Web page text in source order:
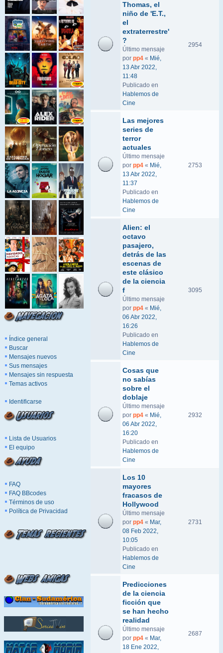
Índice general
Buscar
Mensajes nuevos
Sus mensajes
Mensajes sin respuesta
Temas activos
Identificarse
Lista de Usuarios
El equipo
FAQ
FAQ BBcodes
Términos de uso
Política de Privacidad
Thomas, el
niño de 'E.T.,
el
extraterrestre'
?
Último mensaje
por pp4 « Mié,
13 Abr 2022,
11:48
Publicado en
Hablemos de
Cine
2954
Las mejores
series de
terror
actuales
Último mensaje
por pp4 « Mié,
13 Abr 2022,
11:37
Publicado en
Hablemos de
Cine
2753
Alien: el
octavo
pasajero,
detrás de las
escenas de
este clásico
de la ciencia
f
Último mensaje
por pp4 « Mié,
06 Abr 2022,
16:26
Publicado en
Hablemos de
Cine
3095
Cosas que
no sabías
sobre el
doblaje
Último mensaje
por pp4 « Mié,
06 Abr 2022,
16:20
Publicado en
Hablemos de
Cine
2932
Los 10
mayores
fracasos de
Hollywood
Último mensaje
por pp4 « Mar,
08 Feb 2022,
10:05
Publicado en
Hablemos de
Cine
2731
Predicciones
de la ciencia
ficción que
se han hecho
realidad
Último mensaje
por pp4 « Mar,
18 Ene 2022,
2687